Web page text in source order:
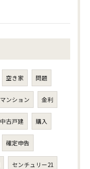
空き家 問題
マンション 金利
中古戸建 購入
確定申告
センチュリー21